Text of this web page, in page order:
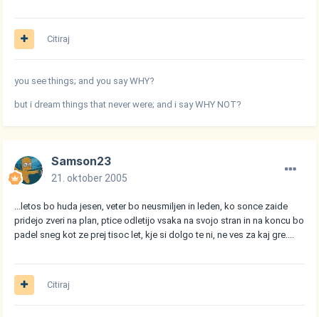
Citiraj
you see things; and you say WHY?
but i dream things that never were; and i say WHY NOT?
Samson23
21. oktober 2005
...letos bo huda jesen, veter bo neusmiljen in leden, ko sonce zaide
pridejo zveri na plan, ptice odletijo vsaka na svojo stran in na koncu bo
padel sneg kot ze prej tisoc let, kje si dolgo te ni, ne ves za kaj gre....
Citiraj